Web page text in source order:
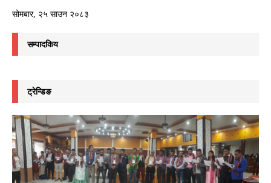
सोमबार, २५ साउन २०८३
सम्पादकिय
ट्रेन्डिङ